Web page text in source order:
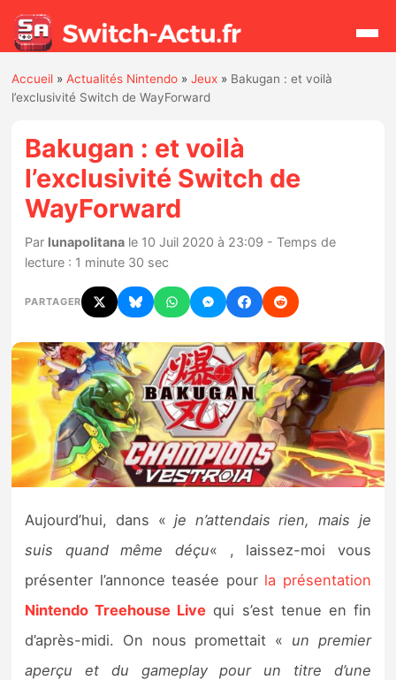
Actualités
Jeux
Hardware
Mises à jour
Chiffres de ventes
Rumeurs
Nintendo Direct
Tests et previews
Tests de jeux
Tests d’accessoires
Autres tests
Previews
Accueil »Actualités Nintendo »Jeux » Bakugan : et voilà
l’exclusivité Switch de WayForward
Bakugan : et voilà
l’exclusivité Switch de
WayForward
Par lunapolitana le 10 Juil 2020 à 23:09 - Temps de
lecture : 1 minute 30 sec
PARTAGER
Aujourd’hui, dans «je n’attendais rien, mais je
suis quand même déçu« , laissez-moi vous
présenter l’annonce teasée pour la présentation
Nintendo Treehouse Live qui s’est tenue en fin
d’après-midi. On nous promettait « un premier
aperçu et du gameplay pour un titre d’une